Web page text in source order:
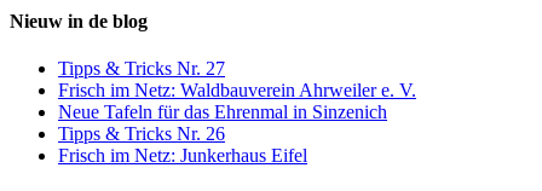
Nieuw in de blog
Tipps & Tricks Nr. 27
Frisch im Netz: Waldbauverein Ahrweiler e. V.
Neue Tafeln für das Ehrenmal in Sinzenich
Tipps & Tricks Nr. 26
Frisch im Netz: Junkerhaus Eifel